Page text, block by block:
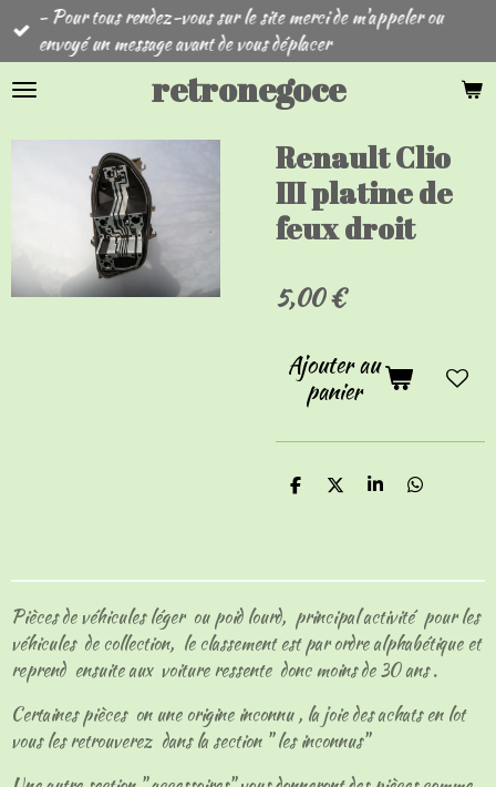
Passer
principal
retronegoce
- Pour tous rendez-vous sur le site merci de m'appeler ou
envoyé un message avant de vous déplacer
Renault Clio
III platine de
feux droit
5,00 €
Ajouter au
panier
P
g
r
P
g
r
P
g
r
P
g
r
Pièces de véhicules léger ou poid lourd, principal activité pour les
véhicules de collection, le classement est par ordre alphabétique et
reprend ensuite aux voiture ressente donc moins de 30 ans .
Certaines pièces on une origine inconnu , la joie des achats en lot
vous les retrouverez dans la section " les inconnus"